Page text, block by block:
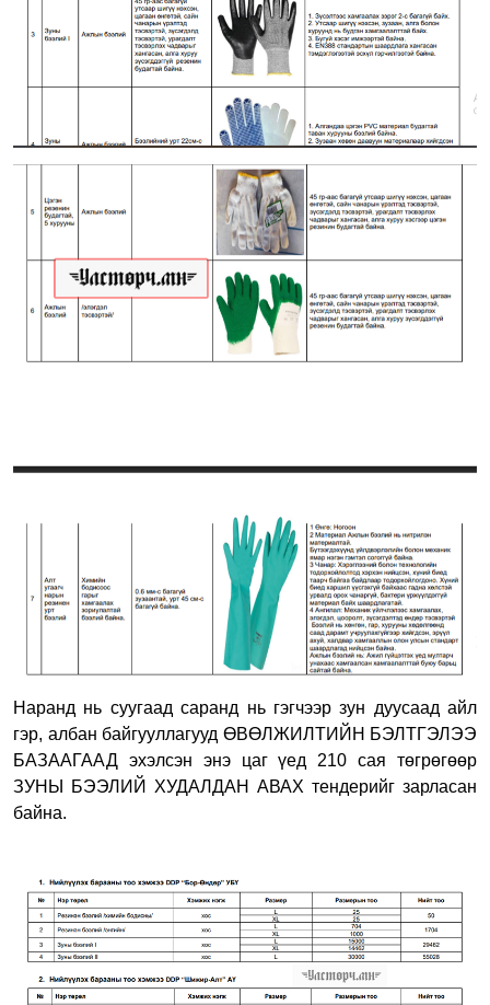
Наранд нь суугаад саранд нь гэгчээр зун дуусаад айл
гэр, албан байгууллагууд ӨВӨЛЖИЛТИЙН БЭЛТГЭЛЭЭ
БАЗААГААД эхэлсэн энэ цаг үед 210 сая төгрөгөөр
ЗУНЫ БЭЭЛИЙ ХУДАЛДАН АВАХ тендерийг зарласан
байна.